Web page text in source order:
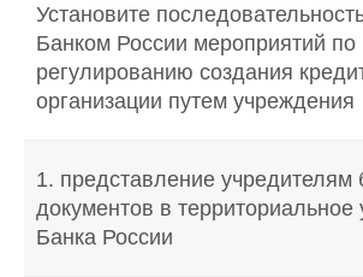
Установите
Банком России мероприятий по
регулированию создания
организации путем учреждения
1. представление учредителям
документов в
Банка России